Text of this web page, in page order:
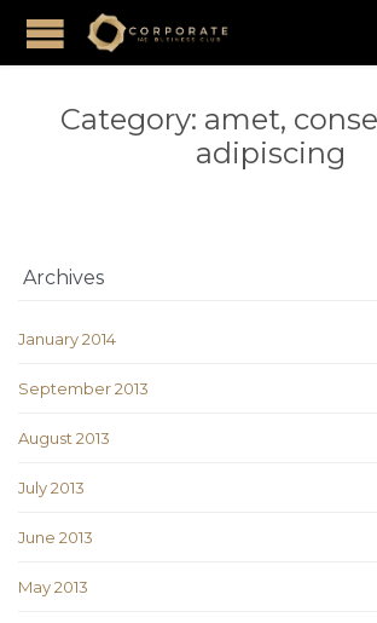
Category: amet,
adipiscing
Archives
January 2014
September 2013
August 2013
July 2013
June 2013
May 2013